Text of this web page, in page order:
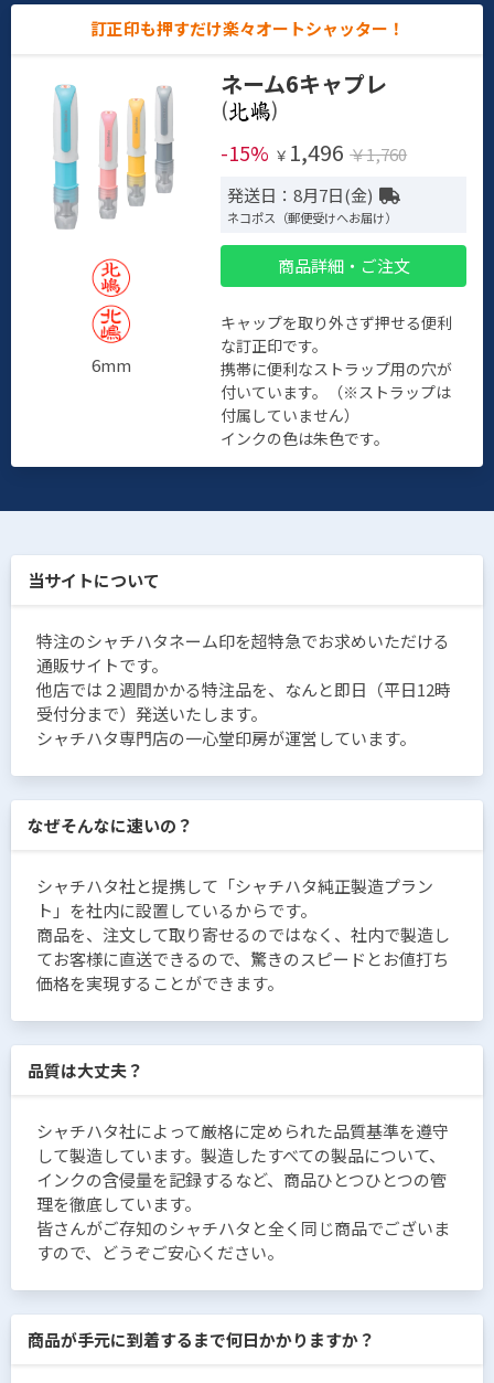
訂正印も押すだけ楽々オートシャッター！
6mm
ネーム6キャプレ
(
)
-15% ￥ 1,496 ￥1,760
発送日：8月7日(金)
ネコポス（郵便受けへお届け）
商品詳細・ご注文
キャップを取り外さず押せる便利
な訂正印です。
携帯に便利なストラップ用の穴が
付いています。（※ストラップは
付属していません）
インクの色は朱色です。
当サイトについて
特注のシャチハタネーム印を超特急でお求めいただける
通販サイトです。
他店では２週間かかる特注品を、なんと即日（平日12時
受付分まで）発送いたします。
シャチハタ専門店の一心堂印房が運営しています。
なぜそんなに速いの？
シャチハタ社と提携して「シャチハタ純正製造プラン
ト」を社内に設置しているからです。
商品を、注文して取り寄せるのではなく、社内で製造し
てお客様に直送できるので、驚きのスピードとお値打ち
価格を実現することができます。
品質は大丈夫？
シャチハタ社によって厳格に定められた品質基準を遵守
して製造しています。製造したすべての製品について、
インクの含侵量を記録するなど、商品ひとつひとつの管
理を徹底しています。
皆さんがご存知のシャチハタと全く同じ商品でございま
すので、どうぞご安心ください。
商品が手元に到着するまで何日かかりますか？